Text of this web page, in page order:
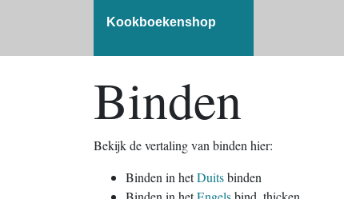
Kookboekenshop
Binden
Bekijk de vertaling van binden hier:
Binden in hetDuitsbinden